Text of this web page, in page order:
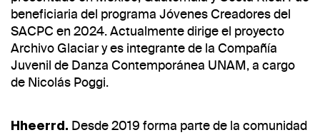
beneficiaria del programa Jóvenes Creadores del
SACPC en 2024. Actualmente dirige el proyecto
Archivo Glaciar y es integrante de la Compañía
Juvenil de Danza Contemporánea UNAM, a cargo
de Nicolás Poggi.
Hheerrd. Desde 2019 forma parte de la comunidad